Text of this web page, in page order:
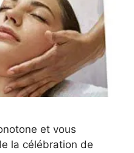
et vous
la célébration de